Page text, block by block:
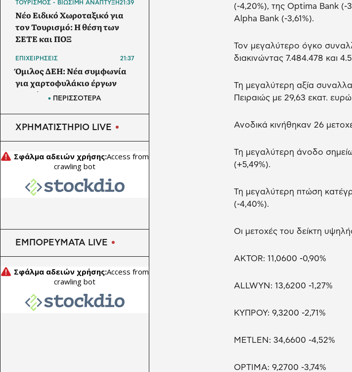
(-4,20%), της Optima Bank (-
Alpha Bank (-3,61%).
Τον μεγαλύτερο όγκο
διακινώντας 7.484.478 και
Τη μεγαλύτερη αξία
Πειραιώς με 29,63 εκατ.
Ανοδικά κινήθηκαν 26
Τη μεγαλύτερη άνοδο
(+5,49%).
Τη μεγαλύτερη πτώση
(-4,40%).
Οι μετοχές του δείκτη
AKTOR: 11,0600 -0,90%
ALLWYN: 13,6200 -1,27%
ΚΥΠΡΟΥ: 9,3200 -2,71%
METLEN: 34,6600 -4,52%
OPTIMA: 9,2700 -3,74%
ΤΟΥΡΙΣΜΟΣ - ΒΙΩΣΙΜΗ ΑΝΑΠΤΥΞΗ21:39
Νέο Ειδικό Χωροταξικό για
τον Τουρισμό: Η θέση των
ΣΕΤΕ και ΠΟΞ
ΕΠΙΧΕΙΡΗΣΕΙΣ 21:37
Όμιλος ΔΕΗ: Νέα συμφωνία
για χαρτοφυλάκιο έργων
ΑΠΕ άνω των 2 GW σε
ΑΠΕ
Νότια Κορέα: Ξεκινά η
φωτοβολταϊκού έργου της
χώρας, ισχύος 400 MW
ΠΕΡΙΣΣΟΤΕΡΑ
ΧΡΗΜΑΤΙΣΤΗΡΙΟ LIVE
ΕΜΠΟΡΕΥΜΑΤΑ LIVE